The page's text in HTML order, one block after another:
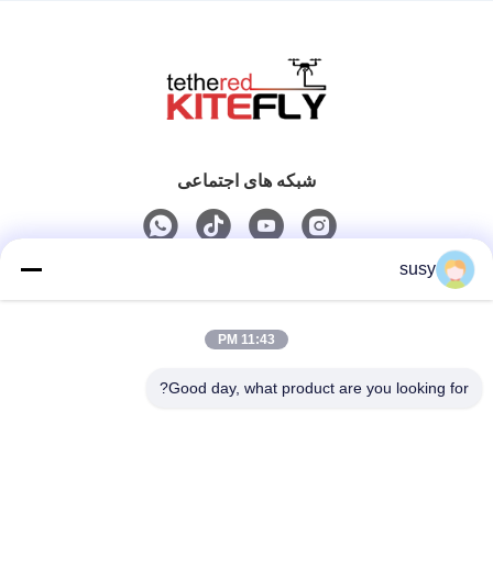
شبکه های اجتماعی
0086-19952400441
susy
11:43 PM
Good day, what product are you looking for?